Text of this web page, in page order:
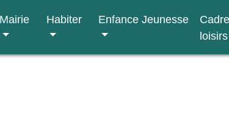
Mairie Habiter Enfance Jeunesse
loisirs